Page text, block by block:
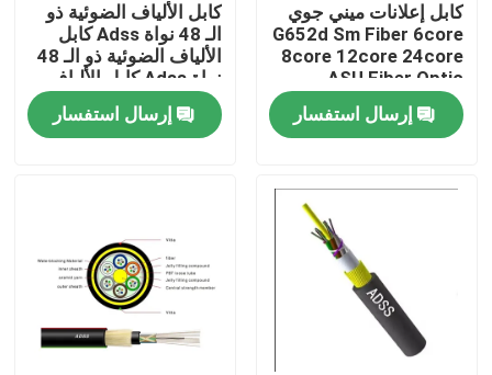
مسكن
جولة في المعمل
كابل إعلانات ميني جوي
G652d Sm Fiber 6core
8core 12core 24core
ASU Fiber Optic
إرسال استفسار
كابل الألياف الضوئية ذو
الـ 48 نواة Adss كابل
الألياف الضوئية ذو الـ 48
نواة Adss كابل الألياف
الضوئية ذو الـ 48 نواة
Adss كابل الألياف
الضوئية ذو الـ 48 نواة
إرسال استفسار